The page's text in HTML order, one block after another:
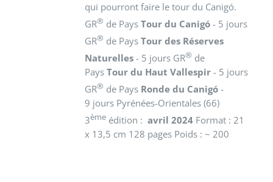
qui pourront faire le tour du Canigó.
GR® de PaysTour du Canigó - 5 jours
GR® de PaysTour des Réserves
Naturelles - 5 jours GR® de
PaysTour du Haut Vallespir - 5 jours
GR® de Pays Ronde du Canigó -
9 jours Pyrénées-Orientales (66)
3ème édition : avril 2024 Format : 21
x 13,5 cm 128 pages Poids : ~ 200